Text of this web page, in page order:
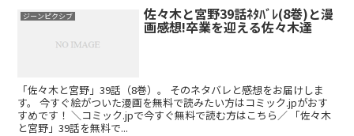
ジーンピクシブ 佐々木と宮野39話ﾈﾀﾊﾞﾚ(8巻)と漫
画感想!卒業を迎える佐々木達
「佐々木と宮野」39話（8巻）。 そのネタバレと感想をお届けしま
す。 今すぐ絵がついた漫画を無料で読みたい方はコミック.jpがおす
すめです！ ＼コミック.jpで今すぐ無料で読む方はこちら／ 「佐々木
と宮野」39話を無料で...